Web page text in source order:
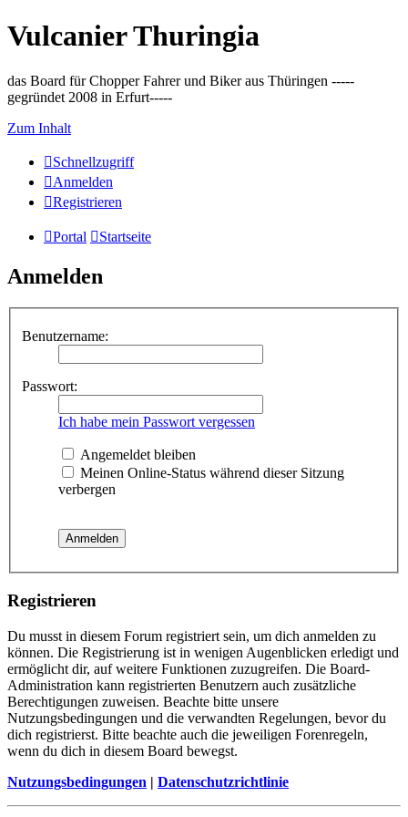
Vulcanier Thuringia
das Board für Chopper Fahrer und Biker aus Thüringen -----
gegründet 2008 in Erfurt-----
Zum Inhalt
Schnellzugriff
Anmelden
Registrieren
Portal Startseite
Anmelden
Benutzername:
Passwort:
Ich habe mein Passwort vergessen
Angemeldet bleiben
Meinen Online-Status während dieser Sitzung
verbergen
Registrieren
Du musst in diesem Forum registriert sein, um dich anmelden zu
können. Die Registrierung ist in wenigen Augenblicken erledigt und
ermöglicht dir, auf weitere Funktionen zuzugreifen. Die Board-
Administration kann registrierten Benutzern auch zusätzliche
Berechtigungen zuweisen. Beachte bitte unsere
Nutzungsbedingungen und die verwandten Regelungen, bevor du
dich registrierst. Bitte beachte auch die jeweiligen Forenregeln,
wenn du dich in diesem Board bewegst.
Nutzungsbedingungen | Datenschutzrichtlinie